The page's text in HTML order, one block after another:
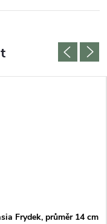
Frydek, průměr 14 cm